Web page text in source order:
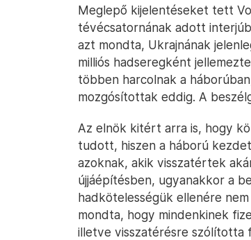
Meglepő kijelentéseket tett
tévécsatornának adott
azt mondta, Ukrajnának
milliós hadseregként
többen harcolnak a
mozgósítottak eddig. A
Az elnök kitért arra is, hogy
tudott, hiszen a háború
azoknak, akik visszatértek
újjáépítésben, ugyanakkor a
hadkötelességük ellenére
mondta, hogy mindenkinek
illetve visszatérésre szólította